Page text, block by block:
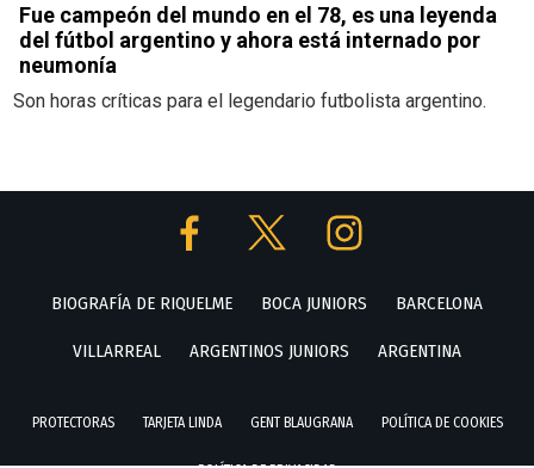
Fue campeón del mundo en el 78, es una leyenda
del fútbol argentino y ahora está internado por
neumonía
Son horas críticas para el legendario futbolista argentino.
BIOGRAFÍA DE RIQUELME BOCA JUNIORS BARCELONA
VILLARREAL ARGENTINOS JUNIORS ARGENTINA
PROTECTORAS TARJETA LINDA GENT BLAUGRANA POLÍTICA DE COOKIES